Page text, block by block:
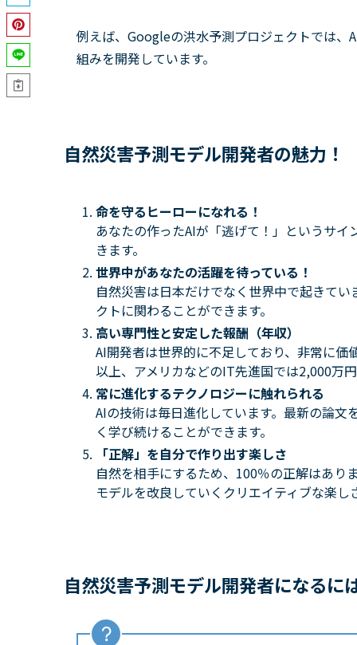
例えば、Googleの洪水予測プロジェクトでは
組みを開発しています。
自然災害予測モデル開発者の魅力！
命を守るヒーローになれる！
あなたの作ったAIが「逃げて！」というサ
きます。
世界中があなたの活躍を待っている！
自然災害は日本だけでなく世界中で起きて
クトに関わることができます。
高い専門性と安定した報酬（年収）
AI開発者は世界的に不足しており、非常に
以上、アメリカなどのIT先進国では2,000万
常に進化するテクノロジーに触れられる
AIの技術は毎日進化しています。最新の論
く学び続けることができます。
「正解」を自分で作り出す楽しさ
自然を相手にするため、100％の正解はあり
モデルを改良していくクリエイティブな楽し
自然災害予測モデル開発者になるに